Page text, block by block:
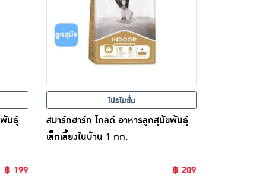
พันธุ์
฿ 199
โปรโมชั่น
สมาร์ทฮาร์ท โกลด์ อาหารลูกสุนัขพันธุ์
เล็กเลี้ยงในบ้าน 1 กก.
฿ 209